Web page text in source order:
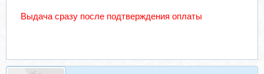
Выдача сразу после подтверждения оплаты